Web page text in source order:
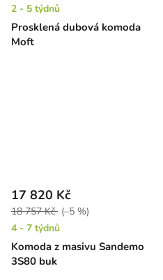
Prosklená dubová komoda
Moft
2 - 5 týdnů
Komoda z masivu Sandemo
3S80 buk
17 820 Kč
18 757 Kč (–5 %)
4 - 7 týdnů